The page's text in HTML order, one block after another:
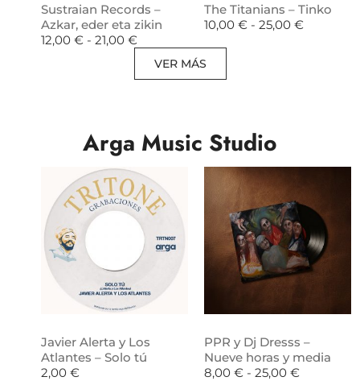
Sustraian Records –
Azkar, eder eta zikin
12,00 € - 21,00 €
The Titanians – Tinko
10,00 € - 25,00 €
VER MÁS
Arga Music Studio
Javier Alerta y Los
Atlantes – Solo tú
2,00 €
PPR y Dj Dresss –
Nueve horas y media
8,00 € - 25,00 €